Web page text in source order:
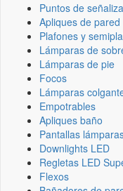
Puntos de
Apliques de pared
Plafones y
Lámparas de
Lámparas de pie
Focos
Lámparas
Empotrables
Apliques baño
Pantallas
Downlights LED
Regletas LED
Flexos